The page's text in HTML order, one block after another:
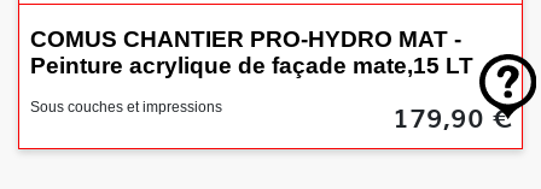
COMUS CHANTIER PRO-HYDRO MAT -
Peinture acrylique de façade mate,15 LT
Sous couches et impressions 179,90 €